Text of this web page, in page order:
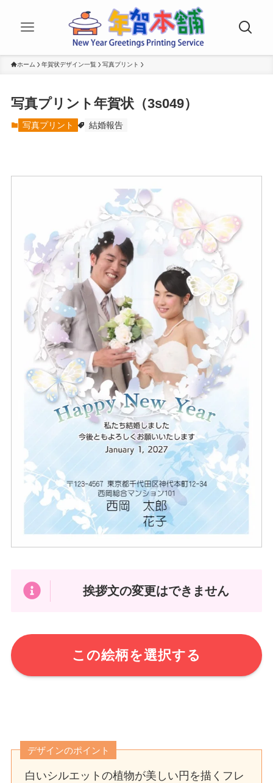
ホーム 年賀状デザイン一覧 写真プリント
写真プリント年賀状（3s049）
写真プリント 結婚報告
挨拶文の変更はできません
この絵柄を選択する
デザインのポイント
白いシルエットの植物が美しい円を描くフレ